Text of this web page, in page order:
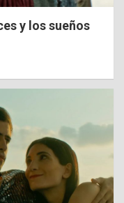
y los sueños